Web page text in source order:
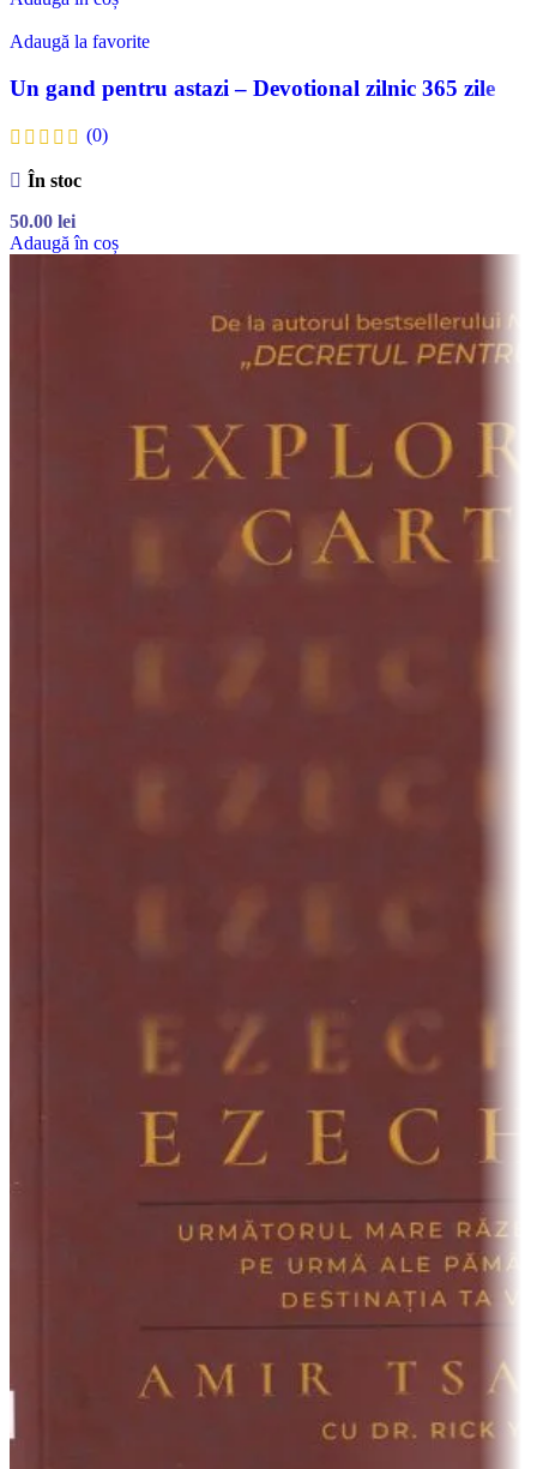
Adaugă la favorite
Un gand pentru astazi – Devotional zilnic 365 zile
(0)
În stoc
50.00 lei
Adaugă în coș